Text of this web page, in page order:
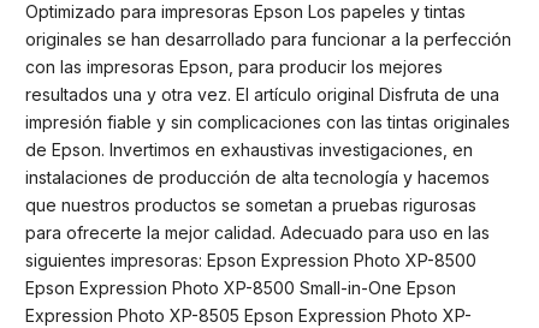
Optimizado para impresoras Epson Los papeles y tintas
originales se han desarrollado para funcionar a la perfección
con las impresoras Epson, para producir los mejores
resultados una y otra vez. El artículo original Disfruta de una
impresión fiable y sin complicaciones con las tintas originales
de Epson. Invertimos en exhaustivas investigaciones, en
instalaciones de producción de alta tecnología y hacemos
que nuestros productos se sometan a pruebas rigurosas
para ofrecerte la mejor calidad. Adecuado para uso en las
siguientes impresoras: Epson Expression Photo XP-8500
Epson Expression Photo XP-8500 Small-in-One Epson
Expression Photo XP-8505 Epson Expression Photo XP-